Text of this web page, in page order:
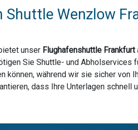
Shuttle Wenzlow
unser Flughafenshuttle Frankfurt
Sie Shuttle- und
können, während wir sie sicher von
dass Ihre Unterlagen schnell